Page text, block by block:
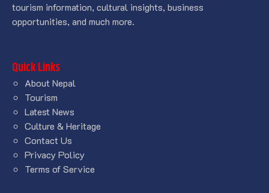
tourism information, cultural insights, business
opportunities, and much more.
Quick Links
About Nepal
Tourism
Latest News
Culture & Heritage
Contact Us
Privacy Policy
Terms of Service